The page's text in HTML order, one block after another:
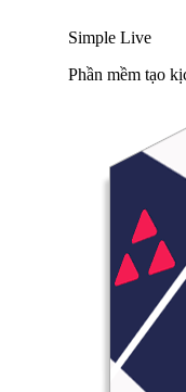
Simple Live
Phần mềm tạo